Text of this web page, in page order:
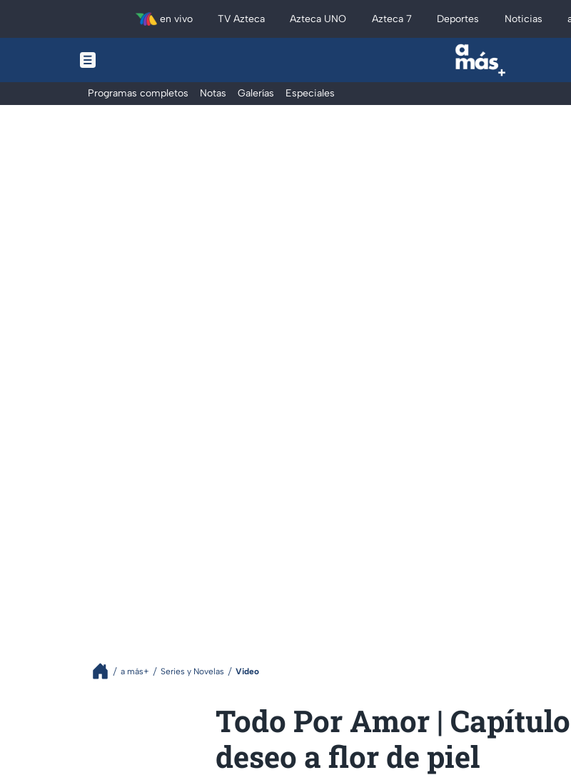
en vivo TV Azteca Azteca UNO Azteca 7 Deportes Noticias
Programas completos Notas Galerías Especiales
a más+ Series y Novelas Video
Todo Por Amor |
deseo a flor de piel